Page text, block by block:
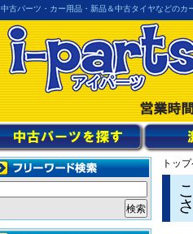
中古パーツ・カー用品・新品＆中古タイヤなどの
トッ